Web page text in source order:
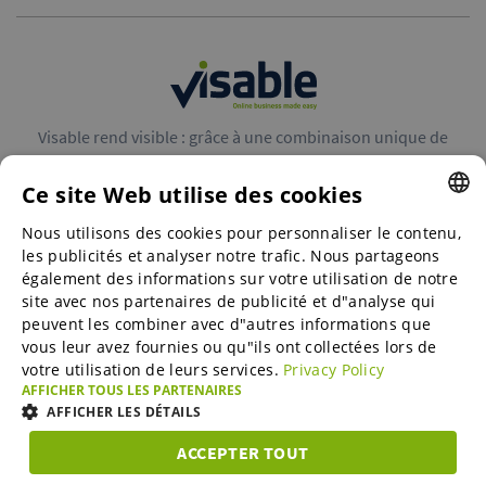
Visable rend visible : grâce à une combinaison unique de
nous augmentons l’audience des entreprises en Europe.
Places de marché B2B
Online Marketing Services
SME-Spotlight
ENGLISH
ENGLISH
GERMAN
SPANISH
Ce site Web utilise des cookies
Nous utilisons des cookies pour personnaliser le contenu,
les publicités et analyser notre trafic. Nous partageons
également des informations sur votre utilisation de notre
site avec nos partenaires de publicité et d"analyse qui
peuvent les combiner avec d"autres informations que
vous leur avez fournies ou qu"ils ont collectées lors de
votre utilisation de leurs services. Privacy Policy
AFFICHER TOUS LES PARTENAIRES
AFFICHER LES DÉTAILS
ACCEPTER TOUT
STRICTEMENT